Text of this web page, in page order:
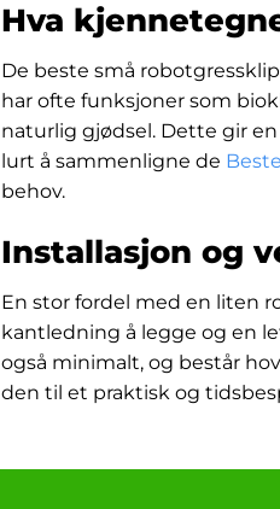
Hva
De beste små
har ofte funksjoner som
naturlig gjødsel. Dette gir
lurt å sammenligne de
behov.
Installasjon og
En stor fordel med en liten
kantledning å legge og en
også minimalt, og består
den til et praktisk og